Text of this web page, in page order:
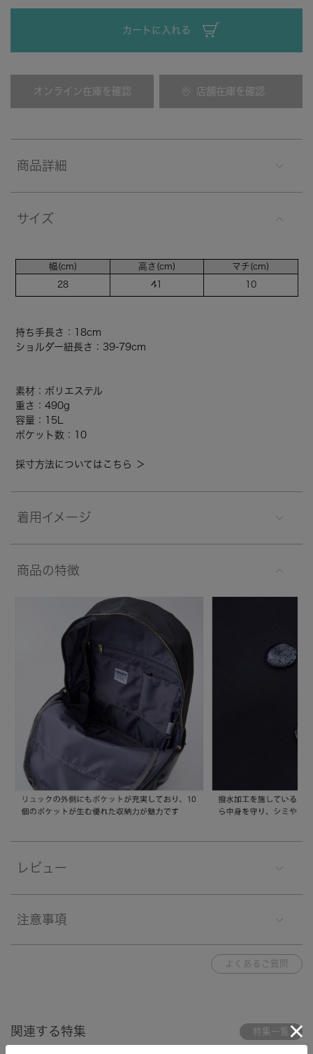
カートに入れる
オンライン在庫を確認 店舗在庫を確認
商品詳細
サイズ
幅(cm)
28
高さ(cm)
41
マチ(cm)
10
持ち手長さ：18cm
ショルダー紐長さ：39-79cm
素材：ポリエステル
重さ：490g
容量：15L
ポケット数：10
採寸方法についてはこちら ＞
着用イメージ
商品の特徴
レビュー
注意事項
よくあるご質問
関連する特集 特集一覧